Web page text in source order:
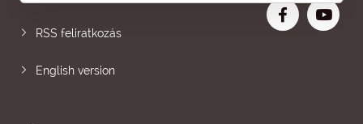
RSS feliratkozás
English version